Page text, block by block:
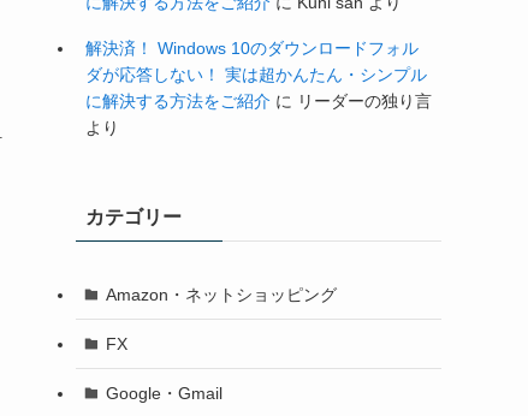
解決済！ Windows 10のダウンロードフォル
ダが応答しない！ 実は超かんたん・シンプル
に解決する方法をご紹介 に リーダーの独り言
より
カテゴリー
Amazon・ネットショッピング
FX
Google・Gmail